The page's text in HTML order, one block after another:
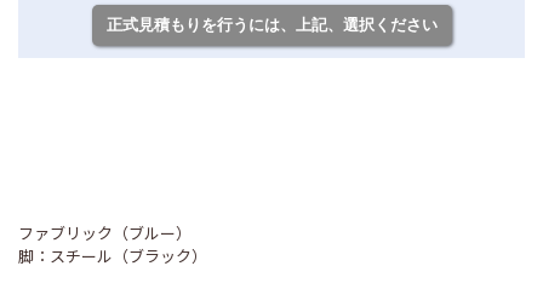
ファブリック（ブルー）
脚：スチール（ブラック）